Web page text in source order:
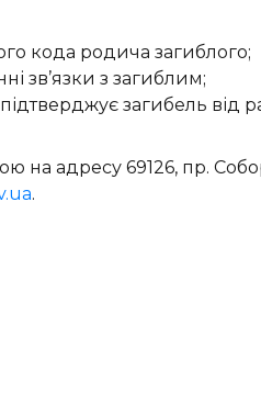
кода родича загиблого;
зв’язки з загиблим;
загибель від
адресу 69126, пр.
.